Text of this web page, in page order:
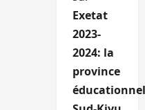
Exetat
2023-
2024: la
province